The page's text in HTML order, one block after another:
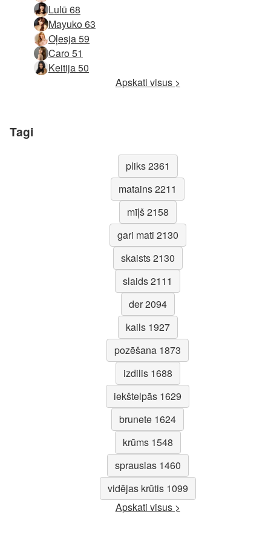
Lulū 68
Mayuko 63
Oļesja 59
Caro 51
Keitija 50
Apskati visus >
Tagi
pliks 2361
matains 2211
mīļš 2158
gari mati 2130
skaists 2130
slaids 2111
der 2094
kails 1927
pozēšana 1873
izdilis 1688
iekštelpās 1629
brunete 1624
krūms 1548
sprauslas 1460
vidējas krūtis 1099
Apskati visus >